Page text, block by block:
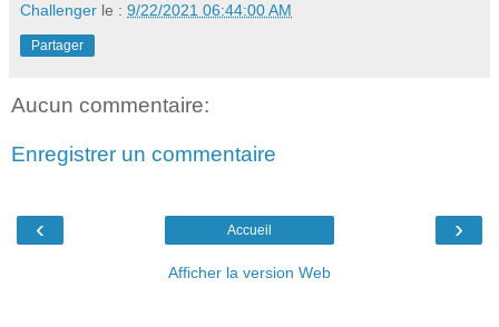
Challenger le : 9/22/2021 06:44:00 AM
Partager
Aucun commentaire:
Enregistrer un commentaire
‹ ›
Accueil
Afficher la version Web